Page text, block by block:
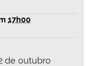
17h00
de outubro